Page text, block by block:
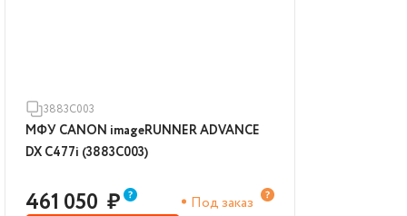
3883C003
МФУ CANON imageRUNNER ADVANCE
DX C477i (3883C003)
461 050 ₽ Под заказ